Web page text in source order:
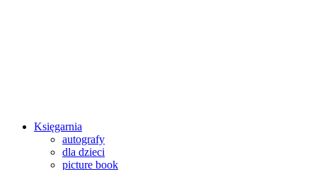
Księgarnia
autografy
dla dzieci
picture book